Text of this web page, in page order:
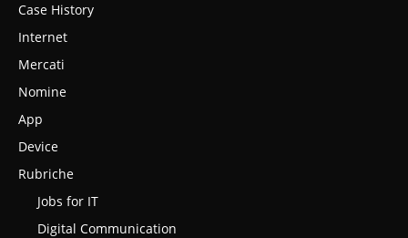
Case History
Internet
Mercati
Nomine
App
Device
Rubriche
Jobs for IT
Digital Communication